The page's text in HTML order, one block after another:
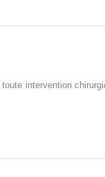
intervention